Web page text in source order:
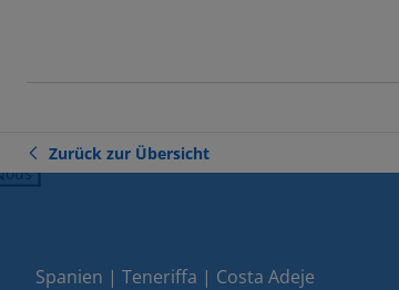
Zurück zur Übersicht
Spanien | Teneriffa | Costa Adeje